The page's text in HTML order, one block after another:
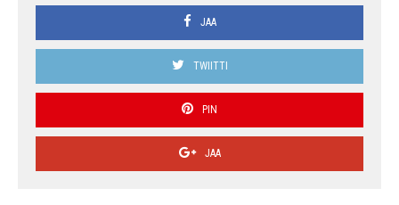
JAA
TWIITTI
PIN
JAA